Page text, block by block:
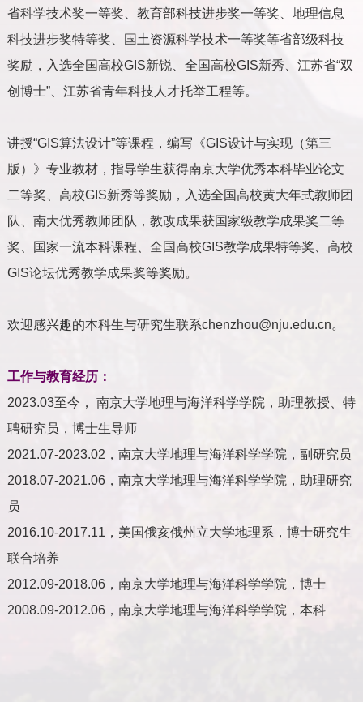
省科学技术奖一等奖、教育部科技进步奖一等奖、地理信息
科技进步奖特等奖、国土资源科学技术一等奖等省部级科技
奖励，入选全国高校GIS新锐、全国高校GIS新秀、江苏省“双
创博士”、江苏省青年科技人才托举工程等。
讲授“GIS算法设计”等课程，编写《GIS设计与实现（第三
版）》专业教材，指导学生获得南京大学优秀本科毕业论文
二等奖、高校GIS新秀等奖励，入选全国高校黄大年式教师团
队、南大优秀教师团队，教改成果获国家级教学成果奖二等
奖、国家一流本科课程、全国高校GIS教学成果特等奖、高校
GIS论坛优秀教学成果奖等奖励。
欢迎感兴趣的本科生与研究生联系chenzhou@nju.edu.cn。
工作与教育经历：
2023.03至今， 南京大学地理与海洋科学学院，助理教授、特
聘研究员，博士生导师
2021.07-2023.02 ，南京大学地理与海洋科学学院，副研究员
2018.07-2021.06，南京大学地理与海洋科学学院，助理研究
员
2016.10-2017.11 ，美国俄亥俄州立大学地理系，博士研究生
联合培养
2012.09-2018.06，南京大学地理与海洋科学学院，博士
2008.09-2012.06，南京大学地理与海洋科学学院，本科